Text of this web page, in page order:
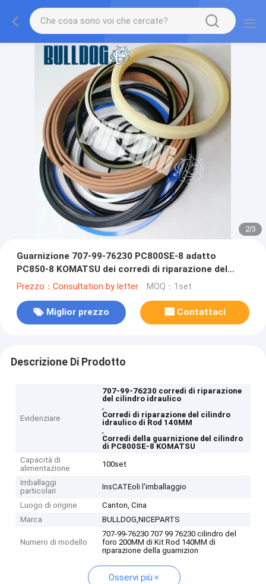
2/3
Guarnizione 707-99-76230 PC800SE-8 adatto
PC850-8 KOMATSU dei corredi di riparazione del
cilindro idraulico di Rod 140MM
Prezzo：Consultation by letter MOQ：1set
Miglior prezzo Contattaci
Descrizione Di Prodotto
Evidenziare
707-99-76230 corredi di riparazione
del cilindro idraulico
,
Corredi di riparazione del cilindro
idraulico di Rod 140MM
,
Corredi della guarnizione del cilindro
di PC800SE-8 KOMATSU
Capacità di
alimentazione
100set
Imballaggi
particolari
InsCATEoli l'imballaggio
Luogo di origine
Canton, Cina
Marca
BULLDOG,NICEPARTS
Numero di modello
707-99-76230 707 99 76230 cilindro del
foro 200MM di Kit Rod 140MM di
riparazione della guarnizion
Osservi più